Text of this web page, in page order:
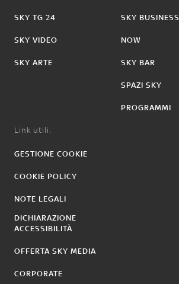
SKY TG 24
SKY VIDEO
SKY ARTE
SKY BUSINESS
NOW
SKY BAR
SPAZI SKY
PROGRAMMI
Link utili:
GESTIONE COOKIE
COOKIE POLICY
NOTE LEGALI
DICHIARAZIONE
ACCESSIBILITÀ
OFFERTA SKY MEDIA
CORPORATE